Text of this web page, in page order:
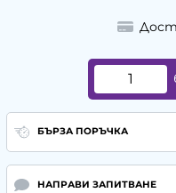
БЪРЗА ПОРЪЧКА
НАПРАВИ ЗАПИТВАНЕ